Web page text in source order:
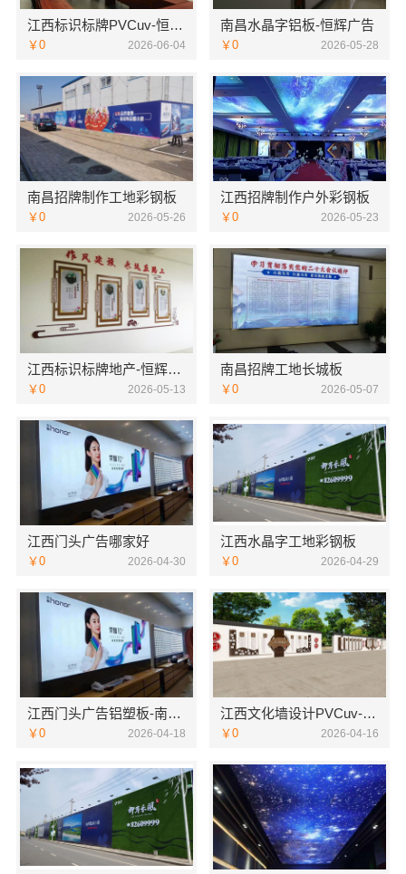
江西标识标牌PVCuv-恒辉广告
￥0 2026-06-04
南昌水晶字铝板-恒辉广告
￥0 2026-05-28
南昌招牌制作工地彩钢板
￥0 2026-05-26
江西招牌制作户外彩钢板
￥0 2026-05-23
江西标识标牌地产-恒辉广告
￥0 2026-05-13
南昌招牌工地长城板
￥0 2026-05-07
江西门头广告哪家好
￥0 2026-04-30
江西水晶字工地彩钢板
￥0 2026-04-29
江西门头广告铝塑板-南昌恒辉广告
￥0 2026-04-18
江西文化墙设计PVCuv-恒辉广告
￥0 2026-04-16